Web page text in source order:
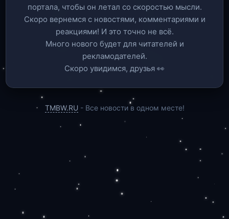
портала, чтобы он летал со скоростью мысли.
Скоро вернемся c новостями, комментариями и
реакциями! И это точно не всё.
Много нового будет для читателей и
рекламодателей.
Скоро увидимся, друзья 👀
TMBW.RU - Все новости в одном месте!